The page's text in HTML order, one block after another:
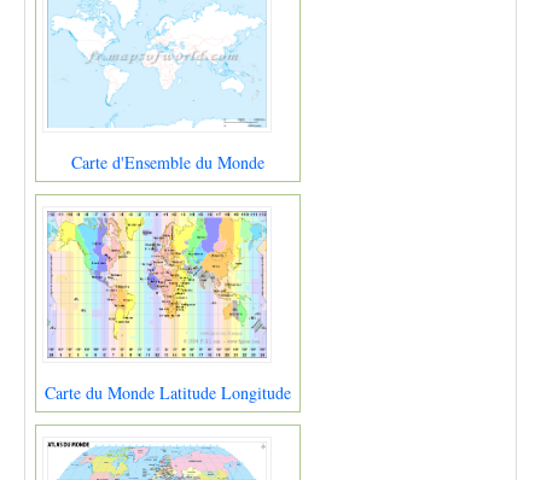
Carte d'Ensemble du Monde
Carte du Monde Latitude Longitude